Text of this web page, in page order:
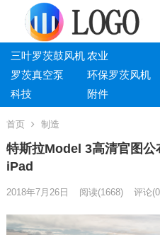
三叶罗茨鼓风机农业
罗茨真空泵
环保罗茨风机
科技
附件
首页 制造
特斯拉Model 3高清官图
iPad
2018年7月26日 阅读(1668) 评论